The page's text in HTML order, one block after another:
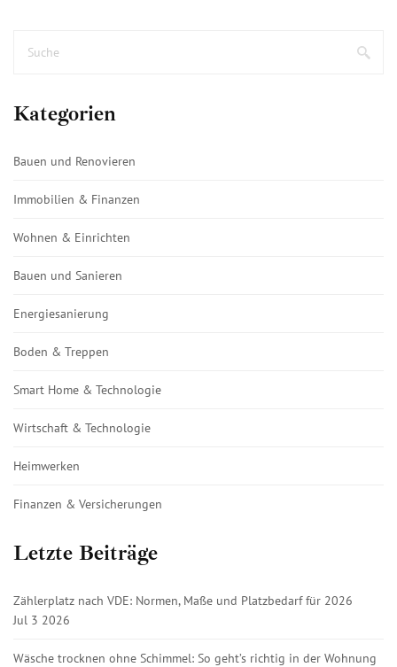
Kategorien
Bauen und Renovieren
Immobilien & Finanzen
Wohnen & Einrichten
Bauen und Sanieren
Energiesanierung
Boden & Treppen
Smart Home & Technologie
Wirtschaft & Technologie
Heimwerken
Finanzen & Versicherungen
Letzte Beiträge
Zählerplatz nach VDE: Normen, Maße und Platzbedarf für 2026
Jul 3 2026
Wäsche trocknen ohne Schimmel: So geht’s richtig in der Wohnung